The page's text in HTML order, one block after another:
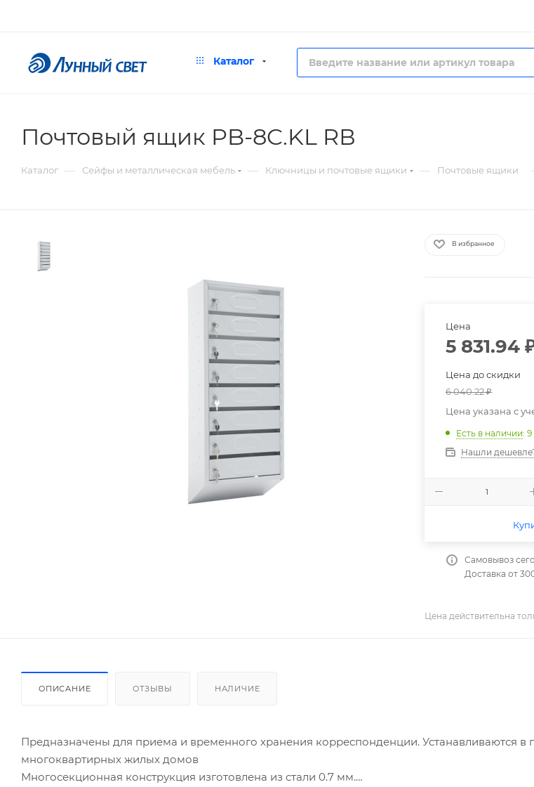
Каталог
Почтовый ящик PB-8C.KL RВ
Каталог — Сейфы и металлическая мебель — Ключницы и почтовые ящики — Почтовые ящики
В избранное
Цена
5 831.94
Цена до скидки
6 040.22₽
Цена указана с
Есть в наличии: 9
Нашли
Самовывоз
Доставка от
Цена действительна
ОПИСАНИЕ ОТЗЫВЫ НАЛИЧИЕ
Предназначены для приема и временного хранения корреспонденции. Устанавливаются в
многоквартирных жилых домов
Многосекционная конструкция изготовлена из стали 0.7 мм.